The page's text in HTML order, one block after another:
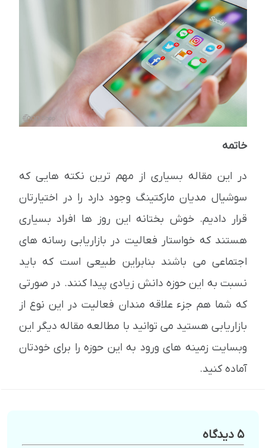
خاتمه
در این مقاله بسیاری از مهم ترین نکته هایی که
سوشیال مدیان مارکتینگ وجود دارد را در اختیارتان
قرار دادیم. خوش بختانه این روز ها افراد بسیاری
هستند که خواستار فعالیت در بازاریابی رسانه های
اجتماعی می باشند بنابراین طبیعی است که باید
نسبت به این حوزه دانش زیادی پیدا کنند. در صورتی
که شما هم جزء علاقه مندان فعالیت در این نوع از
بازاریابی هستید می توانید با مطالعه مقاله دیگر این
وبسایت زمینه های ورود به این حوزه را برای خودتان
آماده کنید.
5 دیدگاه